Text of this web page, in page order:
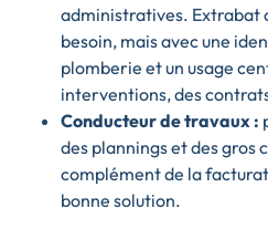
administratives. Extrabat
besoin, mais avec une
plomberie et un usage
interventions, des
Conducteur de travaux :
des plannings et des gros
complément de la
bonne solution.